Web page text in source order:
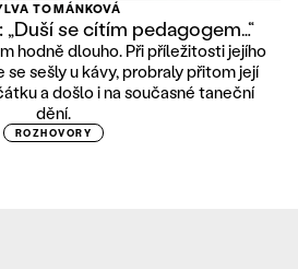
TOMÁNKOVÁ
se cítím pedagogem…“
hodně dlouho. Při příležitosti jejího
se sešly u kávy, probraly přitom její
a došlo i na současné taneční
dění.
ROZHOVORY